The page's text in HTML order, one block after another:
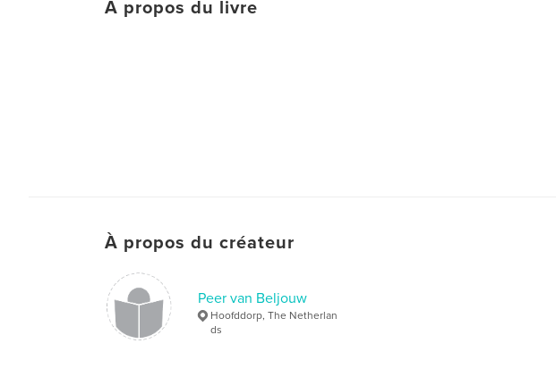
À propos du livre
À propos du créateur
Peer van Beljouw
Hoofddorp, The Netherlan
ds